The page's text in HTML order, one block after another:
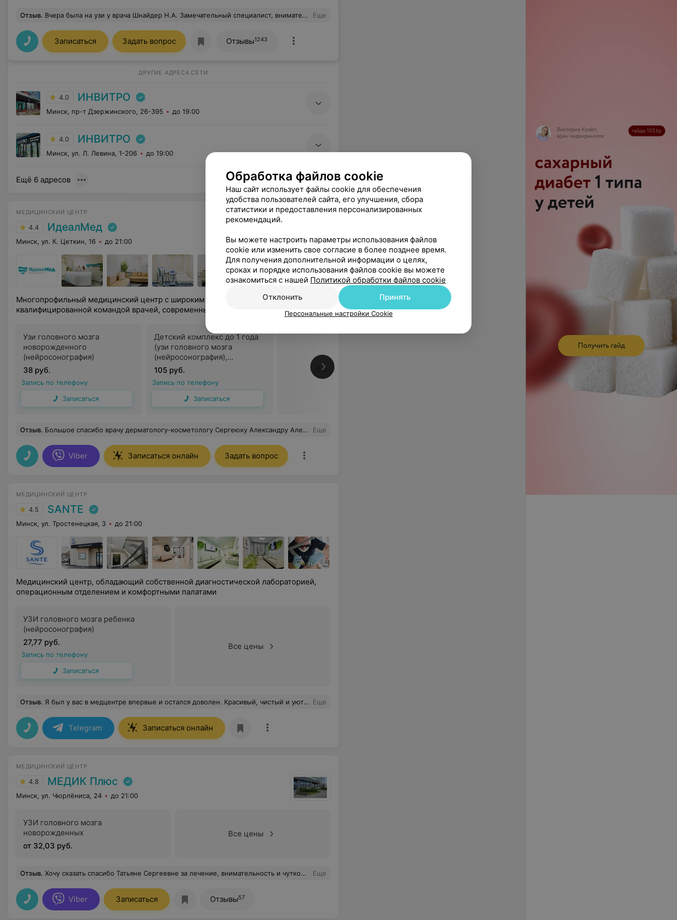
Отзыв. Вчера была на узи у врача Шнайдер Н.А. Замечательный специалист, внимательный, очень деликатный. Сервис у вас - на высоте. На сегодня лучший среди конкурентов, на мой взгляд. Спасибо! Буду приходить еще. Еще
Записаться Задать вопрос Отзывы1243
ДРУГИЕ АДРЕСА СЕТИ
4.0 ИНВИТРО
Минск, пр-т Дзержинского, 26-395 до 19:00
4.0 ИНВИТРО
Минск, ул. Л. Левина, 1-206 до 19:00
Ещё 6 адресов
МЕДИЦИНСКИЙ ЦЕНТР
4.4 ИдеалМед
Минск, ул. К. Цеткин, 16 до 21:00
Многопрофильный медицинский центр с широким спектром услуг,
квалифицированной командой врачей, современным оборудованием
Узи головного мозга
новорожденного
(нейросонография)
38 руб.
Запись по телефону
Записаться
Детский комплекс до 1 года
(узи головного мозга
(нейросонография),
тазобедренных суставов,
органов брюшной полости с
почками)
105 руб.
Запись по телефону
Записаться
Все цены
Отзыв. Большое спасибо врачу дерматологу-косметологу Сергеюку Александру Алексеевичу за профессиональное лазерное удаление новообразований. Благодарю за внимательное отношение! На все вопросы по уходу после процедуры получены рекомендации. Рекомендую! Еще
Viber Записаться онлайн Задать вопрос
МЕДИЦИНСКИЙ ЦЕНТР
4.5 SANTE
Минск, ул. Тростенецкая, 3 до 21:00
Медицинский центр, обладающий собственной диагностической лабораторией,
операционным отделением и комфортными палатами
УЗИ головного мозга ребенка
(нейросонография)
27,77 руб.
Запись по телефону
Записаться
Все цены
Отзыв. Я был у вас в медцентре впервые и остался доволен. Красивый, чистый и уютный центр , в котором работают великолепные специалисты. Гаврин Павел Юрьевич врач с большой буквы! Умный, вежливый, с большим опытом работы, на приеме внимательно меня выслушал и ответил на все возникшие вопросы! Спасибо! Еще
Telegram Записаться онлайн
МЕДИЦИНСКИЙ ЦЕНТР
4.8 МЕДИК Плюс
Минск, ул. Чюрлёниса, 24 до 21:00
УЗИ головного мозга
новорожденных
от 32,03 руб.
Все цены
Отзыв. Хочу сказать спасибо Татьяне Сергеевне за лечение, внимательность и чуткость. Очень аккуратно провела осмотр, эндоскопию провела абсолютно безболезненно, расписала понятное лечение, что в дальнейшем привело к выздоровлению. Еще
Viber Записаться Отзывы57
Обработка файлов cookie
Наш сайт использует файлы cookie для обеспечения
удобства пользователей сайта, его улучшения, сбора
статистики и предоставления персонализированных
рекомендаций.
Вы можете настроить параметры использования файлов
cookie или изменить свое согласие в более позднее время.
Для получения дополнительной информации о целях,
сроках и порядке использования файлов cookie вы можете
ознакомиться с нашей Политикой обработки файлов cookie
Отклонить
Принять
Персональные настройки Cookie